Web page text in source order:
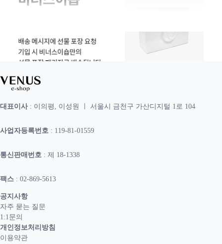
대표이사: 이의평, 이성원 ㅣ 서울시 금천구 가산디지털 1로 104
사업자등록번호 : 119-81-01559
통신판매번호 : 제 18-1338
팩스 : 02-869-5613
공지사항
자주 묻는 질문
1:1문의
개인정보처리방침
이용약관